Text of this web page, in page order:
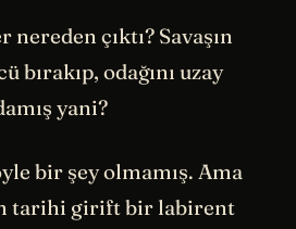
çıktı? Savaşın
bırakıp, odağını uzay
yani?
bir şey olmamış. Ama
tarihi girift bir labirent